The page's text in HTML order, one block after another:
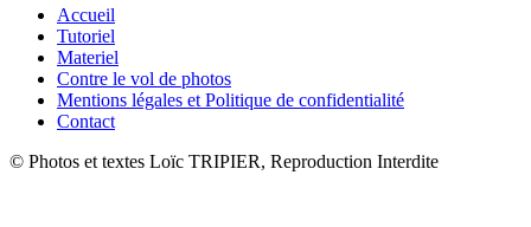
Accueil
Tutoriel
Materiel
Contre le vol de photos
Mentions légales et Politique de confidentialité
Contact
© Photos et textes Loïc TRIPIER, Reproduction Interdite